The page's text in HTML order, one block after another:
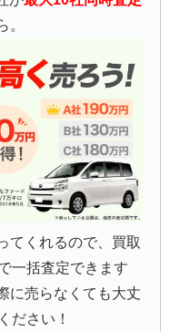
。
てくれるので、買取
一括査定できます
に売らなくても大丈
ださい！